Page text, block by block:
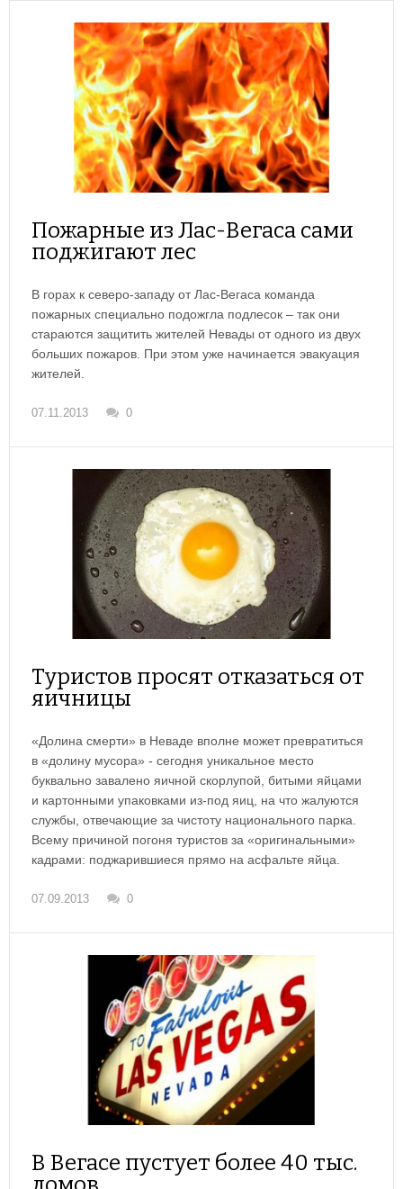
Пожарные из Лас-Вегаса сами
поджигают лес
В горах к северо-западу от Лас-Вегаса команда
пожарных специально подожгла подлесок – так они
стараются защитить жителей Невады от одного из двух
больших пожаров. При этом уже начинается эвакуация
жителей.
07.11.2013 0
Туристов просят отказаться от
яичницы
«Долина смерти» в Неваде вполне может превратиться
в «долину мусора» - сегодня уникальное место
буквально завалено яичной скорлупой, битыми яйцами
и картонными упаковками из-под яиц, на что жалуются
службы, отвечающие за чистоту национального парка.
Всему причиной погоня туристов за «оригинальными»
кадрами: поджарившиеся прямо на асфальте яйца.
07.09.2013 0
В Вегасе пустует более 40 тыс.